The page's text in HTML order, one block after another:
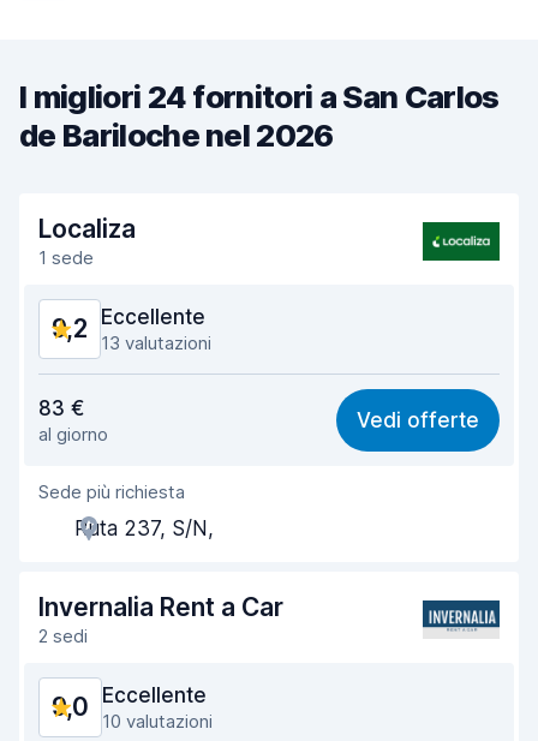
I migliori 24 fornitori a San Carlos
de Bariloche nel 2026
Localiza
1 sede
9,2 Eccellente
13 valutazioni
8,7
Facile da trovare 9,5
Gentilezza degli agenti
Rapidità del ritiro
Rapidità della riconsegna 9,3
Condizioni dell'auto
83 €
al giorno
Vedi offerte
Sede più richiesta
Ruta 237, S/N,
Invernalia Rent a Car
2 sedi
9,0 Eccellente
10 valutazioni